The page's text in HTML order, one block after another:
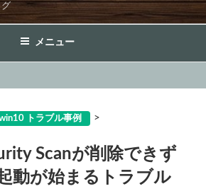
グ
メニュー
トラブル事例 >
Scanが削除できず
動が始まるトラブル